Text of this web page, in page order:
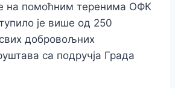
на помоћним теренима ОФК
је више од 250
добровољних
са подручја Града